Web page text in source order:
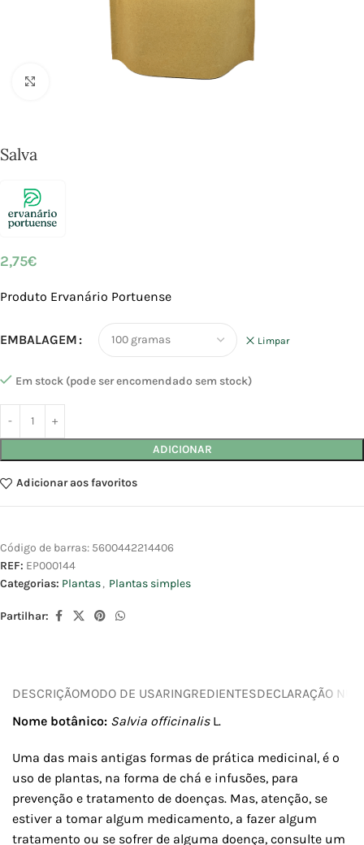
Salva
2,75€
Produto Ervanário Portuense
EMBALAGEM Limpar
Em stock (pode ser encomendado sem stock)
ADICIONAR
Adicionar aos favoritos
Código de barras: 5600442214406
REF: EP000144
Categorias: Plantas, Plantas simples
Partilhar:
DESCRIÇÃOMODO DE USARINGREDIENTESDECLARAÇÃO
Nome botânico: Salvia officinalis L.
Uma das mais antigas formas de prática medicinal, é o
uso de plantas, na forma de chá e infusões, para
prevenção e tratamento de doenças. Mas, atenção, se
estiver a tomar algum medicamento, a fazer algum
tratamento ou se sofrer de alguma doença, consulte um